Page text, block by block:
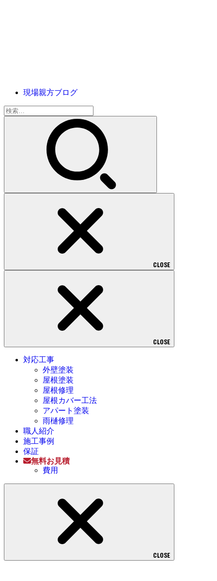
現場親方ブログ
検
索:
CLOSE
CLOSE
対応工事
外壁塗装
屋根塗装
屋根修理
屋根カバー工法
アパート塗装
雨樋修理
職人紹介
施工事例
保証
無料お見積
費用
CLOSE